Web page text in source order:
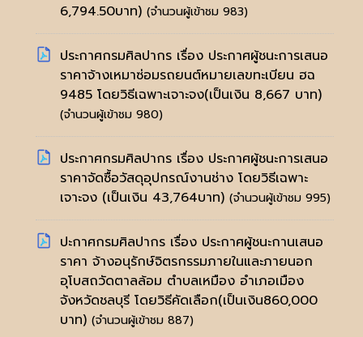
6,794.50บาท) (จำนวนผู้เข้าชม 983)
ประกาศกรมศิลปากร เรื่อง ประกาศผู้ชนะการเสนอ
ราคาจ้างเหมาซ่อมรถยนต์หมายเลขทะเบียน ฮฉ
9485 โดยวิธีเฉพาะเจาะจง(เป็นเงิน 8,667 บาท)
(จำนวนผู้เข้าชม 980)
ประกาศกรมศิลปากร เรื่อง ประกาศผู้ชนะการเสนอ
ราคาจัดซื้อวัสดุอุปกรณ์งานช่าง โดยวิธีเฉพาะ
เจาะจง (เป็นเงิน 43,764บาท) (จำนวนผู้เข้าชม 995)
ปะกาศกรมศิลปากร เรื่อง ประกาศผู้ชนะกานเสนอ
ราคา จ้างอนุรักษ์จิตรกรรมภายในและภายนอก
อุโบสถวัดตาลล้อม ตำบลเหมือง อำเภอเมือง
จังหวัดชลบุรี โดยวิธีคัดเลือก(เป็นเงิน860,000
บาท) (จำนวนผู้เข้าชม 887)